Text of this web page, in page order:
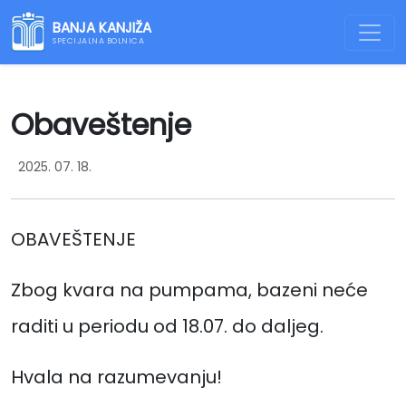
BANJA KANJIŽA
SPECIJALNA BOLNICA
Obaveštenje
2025. 07. 18.
OBAVEŠTENJE
Zbog kvara na pumpama, bazeni neće
raditi u periodu od 18.07. do daljeg.
Hvala na razumevanju!